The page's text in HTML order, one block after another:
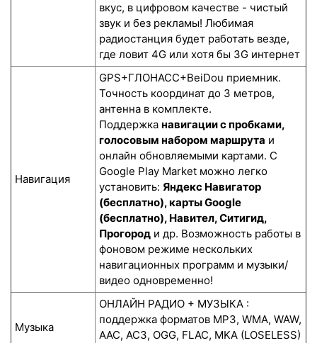
вкус, в цифровом качестве - чистый
звук и без рекламы! Любимая
радиостанция будет работать везде,
где ловит 4G или хотя бы 3G интернет
Навигация
GPS+ГЛОНАСС+BeiDou приемник.
Точность координат до 3 метров,
антенна в комплекте.
Поддержка навигации с пробками,
голосовым набором маршрута и
онлайн обновляемыми картами. С
Google Play Market можно легко
установить: Яндекс Навигатор
(бесплатно), карты Google
(бесплатно), Навител, Ситигид,
Прогород и др. Возможность работы в
фоновом режиме нескольких
навигационных программ и музыки/
видео одновременно!
Музыка
ОНЛАЙН РАДИО + МУЗЫКА :
поддержка форматов MP3, WMA, WAW,
AAC, AC3, OGG, FLAC, MKA (LOSELESS)